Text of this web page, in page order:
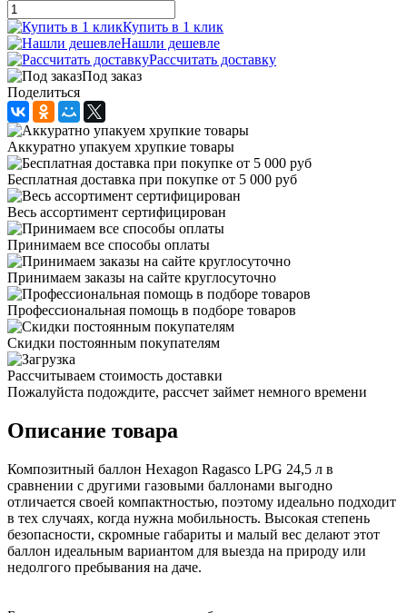
Купить в 1 клик
Нашли дешевле
Рассчитать доставку
Под заказ
Поделиться
Аккуратно упакуем хрупкие товары
Бесплатная доставка при покупке от 5 000 руб
Весь ассортимент сертифицирован
Принимаем все способы оплаты
Принимаем заказы на сайте круглосуточно
Профессиональная помощь в подборе товаров
Скидки постоянным покупателям
Рассчитываем стоимость доставки
Пожалуйста подождите, рассчет займет немного времени
Описание товара
Композитный баллон Hexagon Ragasco LPG 24,5 л в
сравнении с другими газовыми баллонами выгодно
отличается своей компактностью, поэтому идеально подходит
в тех случаях, когда нужна мобильность. Высокая степень
безопасности, скромные габариты и малый вес делают этот
баллон идеальным вариантом для выезда на природу или
недолгого пребывания на даче.